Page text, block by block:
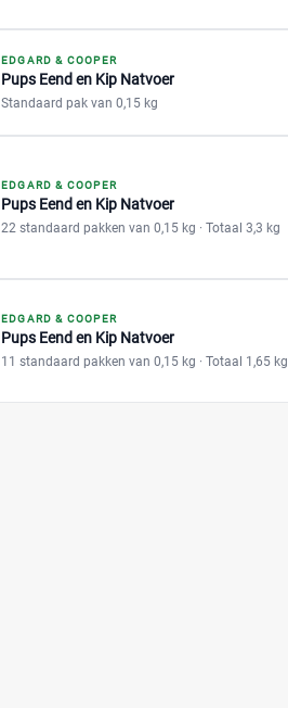
EDGARD & COOPER
Pups Eend en Kip Natvoer
Standaard pak van 0,15 kg
EDGARD & COOPER
Pups Eend en Kip Natvoer
22 standaard pakken van 0,15 kg · Totaal 3,3 kg
EDGARD & COOPER
Pups Eend en Kip Natvoer
11 standaard pakken van 0,15 kg · Totaal 1,65 kg